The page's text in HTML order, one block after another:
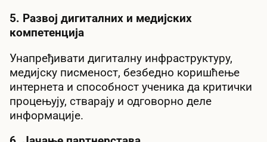
5. Развој дигиталних и медијских
компетенција
Унапређивати дигиталну инфраструктуру,
медијску писменост, безбедно коришћење
интернета и способност ученика да критички
процењују, стварају и одговорно деле
информације.